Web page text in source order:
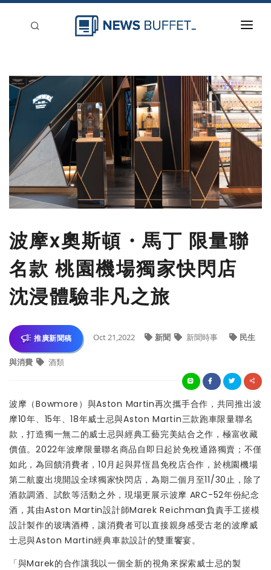
新聞稿分類
登入
刊登
波摩x奧斯頓・馬丁 限量聯
名款 桃園機場獨家快閃店
沈浸體驗非凡之旅
推廣新聞稿 Oct 21,2022 新聞 新聞時事 民生
與消費 酒類
波摩（Bowmore）與Aston Martin再次攜手合作，共同推出波
摩10年、15年、18年威士忌與Aston Martin三款跑車限量聯名
款，打造獨一無二的威士忌與經典工藝完美結合之作，極富收藏
價值。2022年波摩限量聯名商品自即日起於免稅通路獨賣；不僅
如此，為回饋消費者，10月起與昇恆昌免稅店合作，於桃園機場
第二航廈出境開設全球獨家快閃店，為期二個月至11/30止，除了
酒款調酒、試飲等活動之外，現場更展示波摩 ARC-52年份紀念
酒，其由Aston Martin設計師Marek Reichman負責手工搓模
設計製作的玻璃酒樽，讓消費者可以直接親身感受古老的波摩威
士忌與Aston Martin經典車款設計的雙重饗宴。
「與Marek的合作讓我以一個全新的視角來探索威士忌的製